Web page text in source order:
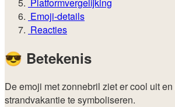
Emoji-details
Reacties
😎 Betekenis
De emoji met zonnebril ziet er cool uit
strandvakantie te symboliseren.